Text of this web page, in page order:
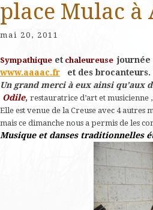
place Mulac à
mai 20, 2011
Sympathique et chaleureuse journée
www.aaaac.fr et des brocanteurs.
Un grand merci à eux ainsi qu’aux
Odile, restauratrice d’art et musicienne
Elle est venue de la Creuse avec 4 autres
mais ce dimanche nous a permis de les
Musique et danses traditionnelles